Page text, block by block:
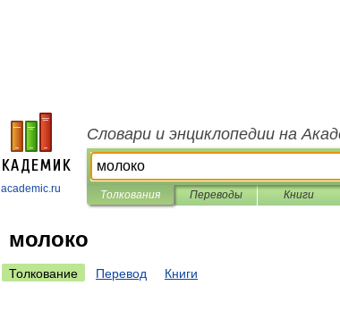
academic.ru
Словари и энциклопедии на
Толкования Переводы Книги
молоко
Толкование Перевод Книги